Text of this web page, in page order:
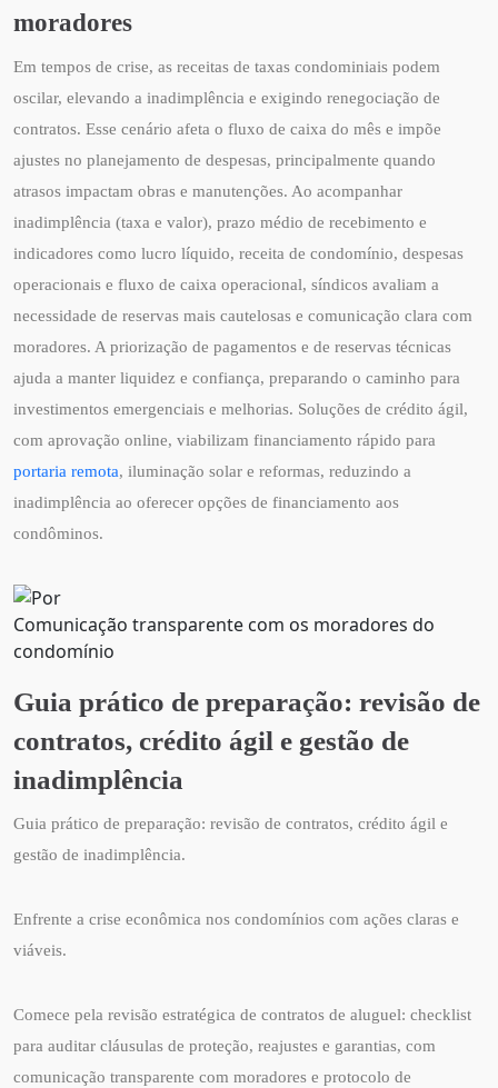
moradores
Em tempos de crise, as receitas de taxas condominiais podem
oscilar, elevando a inadimplência e exigindo renegociação de
contratos. Esse cenário afeta o fluxo de caixa do mês e impõe
ajustes no planejamento de despesas, principalmente quando
atrasos impactam obras e manutenções. Ao acompanhar
inadimplência (taxa e valor), prazo médio de recebimento e
indicadores como lucro líquido, receita de condomínio, despesas
operacionais e fluxo de caixa operacional, síndicos avaliam a
necessidade de reservas mais cautelosas e comunicação clara com
moradores. A priorização de pagamentos e de reservas técnicas
ajuda a manter liquidez e confiança, preparando o caminho para
investimentos emergenciais e melhorias. Soluções de crédito ágil,
com aprovação online, viabilizam financiamento rápido para
portaria remota, iluminação solar e reformas, reduzindo a
inadimplência ao oferecer opções de financiamento aos
condôminos.
Comunicação transparente com os moradores do
condomínio
Guia prático de preparação: revisão de
contratos, crédito ágil e gestão de
inadimplência
Guia prático de preparação: revisão de contratos, crédito ágil e
gestão de inadimplência.
Enfrente a crise econômica nos condomínios com ações claras e
viáveis.
Comece pela revisão estratégica de contratos de aluguel: checklist
para auditar cláusulas de proteção, reajustes e garantias, com
comunicação transparente com moradores e protocolo de